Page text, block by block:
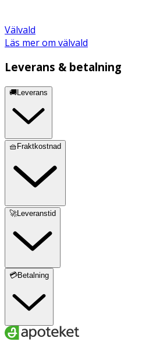
Välvald
Läs mer om välvald
Leverans & betalning
🚚Leverans
🧺Fraktkostnad
🚀Leveranstid
💳Betalning